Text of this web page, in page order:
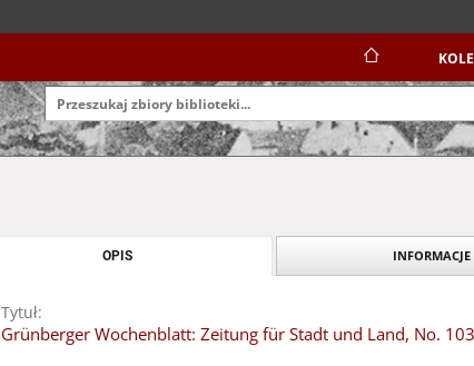
OPIS INFORMACJE
Tytuł:
Grünberger Wochenblatt: Zeitung für Stadt und Land, No.